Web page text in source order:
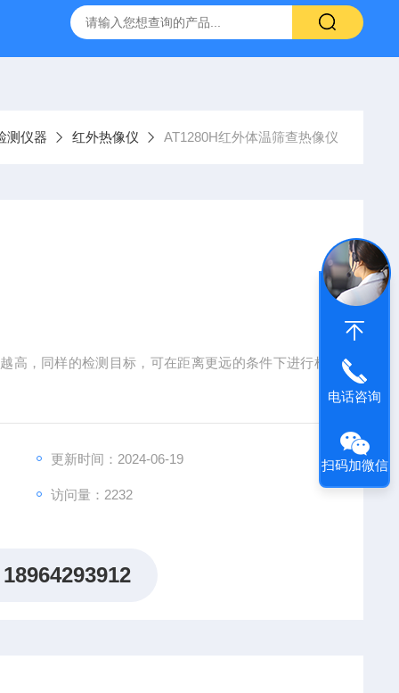
ST800-EA红外灭菌器 SN210C高压立式蒸汽灭
测仪器 红外热像仪 AT1280H红外体温筛查热像仪
高，同样的检测目标，可在距离更远的条件下进行检
更新时间：2024-06-19
访问量：2232
18964293912
电话咨询
扫码加微信